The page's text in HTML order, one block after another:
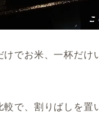
けでお米、一杯だけ
で、割りばしを置